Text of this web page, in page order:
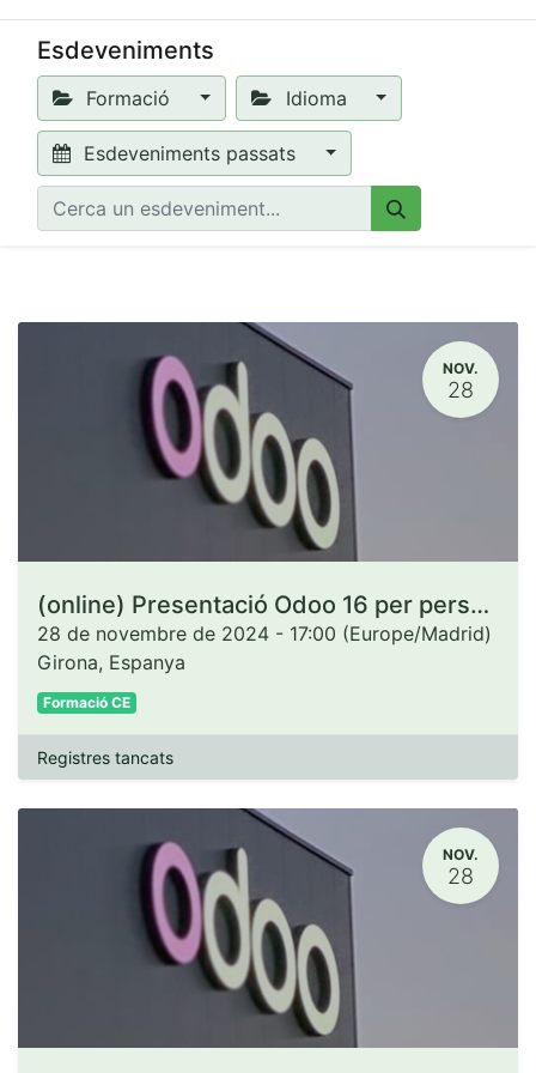
Esdeveniments
Formació Idioma
Esdeveniments passats
NOV.
28
(online) Presentació Odoo 16 per persones administradores de CCEE
28 de novembre de 2024 - 17:00 (Europe/Madrid)
Girona, Espanya
Formació CE
Registres tancats
NOV.
28